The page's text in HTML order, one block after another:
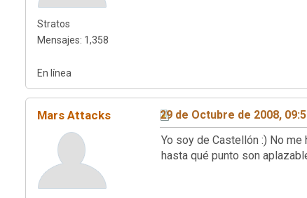
Stratos
Mensajes: 1,358
En línea
Mars Attacks
29 de Octubre de 2008,
Yo soy de Castellón :) No
hasta qué punto son